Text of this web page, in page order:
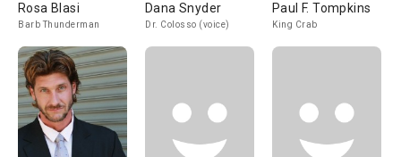
Rosa Blasi
Barb Thunderman
Dana Snyder
Dr. Colosso (voice)
Paul F. Tompkins
King Crab